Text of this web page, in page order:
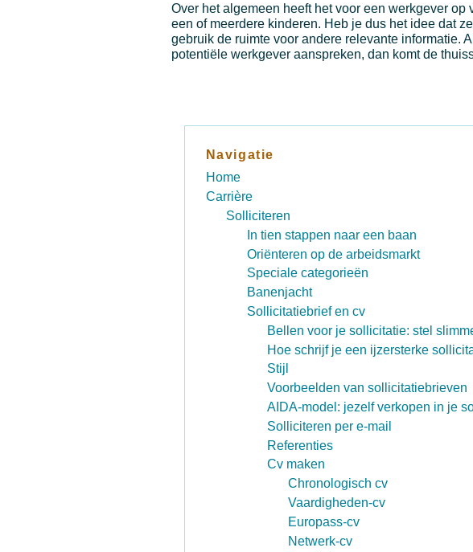
Over het algemeen heeft het voor een werkgever op
een of meerdere kinderen. Heb je dus het idee dat
gebruik de ruimte voor andere relevante informatie.
potentiële werkgever aanspreken, dan komt de
Navigatie
Home
Carrière
Solliciteren
In tien stappen naar een baan
Oriënteren op de arbeidsmarkt
Speciale categorieën
Banenjacht
Sollicitatiebrief en cv
Bellen voor je sollicitatie: stel
Hoe schrijf je een ijzersterke
Stijl
Voorbeelden van sollicitatiebrieven
AIDA-model: jezelf verkopen in je
Solliciteren per e-mail
Referenties
Cv maken
Chronologisch cv
Vaardigheden-cv
Europass-cv
Netwerk-cv